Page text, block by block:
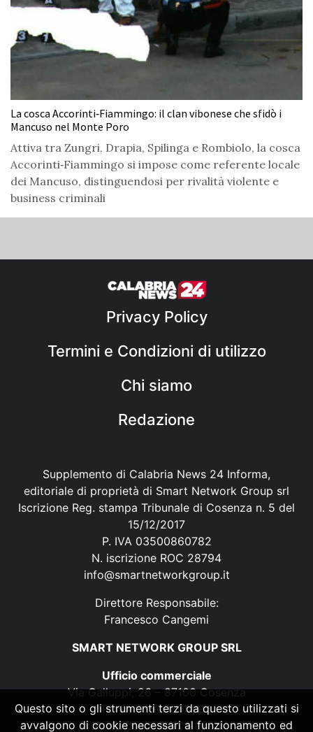
La cosca Accorinti‑Fiammingo: il clan vibonese che sfidò i
Mancuso nel Monte Poro
Attiva tra Zungri, Drapia, Spilinga e Rombiolo, la cosca
Accorinti‑Fiammingo si impose come referente locale
dei Mancuso, distinguendosi per rivalità violente e
business criminali
Privacy Policy
Termini e Condizioni di utilizzo
Chi siamo
Redazione
Supplemento di Calabria News 24 Informa,
editoriale di proprietà di Smart Network Group srl
Iscrizione Reg. stampa Tribunale di Cosenza n. 5 del
15/12/2017
P. IVA 03500860782
N. iscrizione ROC 28794
info@smartnetworkgroup.it
Direttore Responsabile:
Francesco Cangemi
SMART NETWORK GROUP SRL
Ufficio commerciale
Via Galluppi, 26 – 87100 Cosenza
P. IVA 03500860782
N. iscrizione ROC 28794
Questo sito o gli strumenti terzi da questo utilizzati si
avvalgono di cookie necessari al funzionamento ed